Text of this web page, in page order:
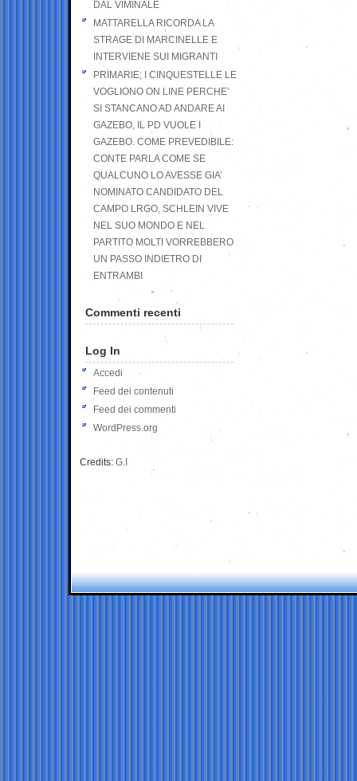
DAL VIMINALE
MATTARELLA RICORDA LA
STRAGE DI MARCINELLE E
INTERVIENE SUI MIGRANTI
PRIMARIE; I CINQUESTELLE LE
VOGLIONO ON LINE PERCHE’
SI STANCANO AD ANDARE AI
GAZEBO, IL PD VUOLE I
GAZEBO. COME PREVEDIBILE:
CONTE PARLA COME SE
QUALCUNO LO AVESSE GIA’
NOMINATO CANDIDATO DEL
CAMPO LRGO, SCHLEIN VIVE
NEL SUO MONDO E NEL
PARTITO MOLTI VORREBBERO
UN PASSO INDIETRO DI
ENTRAMBI
Commenti recenti
Log In
Accedi
Feed dei contenuti
Feed dei commenti
WordPress.org
Credits: G.I